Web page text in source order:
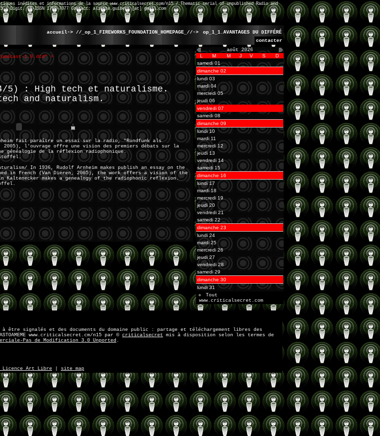
thématiques inédites et informations de la source www.criticalsecret.com/n15 / Thematic serial of unpublished Radio and
/ Digit. FR-ISSN 1769-7077 Contact: aliette.guibert [at] gmail.com
accueil-> //_op_1_FIREWORKS_FOUNDATION_HOMEPAGE_//->
op_1_1.AVANTAGES DU DIFFÉRÉ
contacter
1.0.dtd" >
5) : High tech et naturalisme.
and naturalism.
fait paraître un essai sur la radio, "Rundfunk als
2005), l'ouvrage offre une vision des premiers débats sur la
généalogie de la réflexion radiophonique.
In 1936, Rudolf Arnheim makes publish an essay on the
in french (Van Dieren, 2005), the work offers a vision of the
makes a genealogy of the radiophonic reflexion.
août 2026
L
M M J V S
D
samedi 01
dimanche 02
lundi 03
mardi 04
mercredi 05
jeudi 06
vendredi 07
samedi 08
dimanche 09
lundi 10
mardi 11
mercredi 12
jeudi 13
vendredi 14
samedi 15
dimanche 16
lundi 17
mardi 18
mercredi 19
jeudi 20
vendredi 21
samedi 22
dimanche 23
lundi 24
mardi 25
mercredi 26
jeudi 27
vendredi 28
samedi 29
dimanche 30
lundi 31
Tout
www.criticalsecret.com
être signalés et des documents du domaine public : partage et téléchargement libres des
www.criticalsecret.cm/n15 par © criticalsecret mis à disposition selon les termes de
Pas de Modification 3.0 Unported .
Licence Art Libre site map